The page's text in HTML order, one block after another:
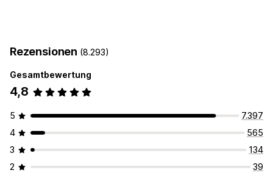
Bestellsynchronisierung
Einheitliches Dashboard
Rezensionen (8.293)
Gesamtbewertung
4,8
5
7.397
4
565
3
134
2
39